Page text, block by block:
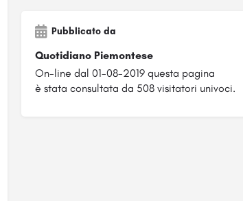
Pubblicato da
Quotidiano Piemontese
On-line dal 01-08-2019 questa pagina
è stata consultata da 508 visitatori univoci.